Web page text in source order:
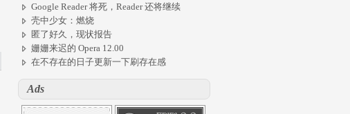
Google Reader 将死，Reader 还将继续
壳中少女：燃烧
匿了好久，现状报告
姗姗来迟的 Opera 12.00
在不存在的日子更新一下刷存在感
Ads